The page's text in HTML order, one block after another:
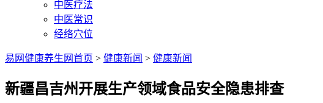
中医疗法
中医常识
经络穴位
易网健康养生网首页 > 健康新闻 > 健康新闻
新疆昌吉州开展生产领域食品安全隐患排查